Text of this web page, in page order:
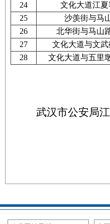
24
文化大道江夏
25
沙羡街与马
26
北华街与马山
27
文化大道与文武
28
文化大道与五里
武汉市公安局